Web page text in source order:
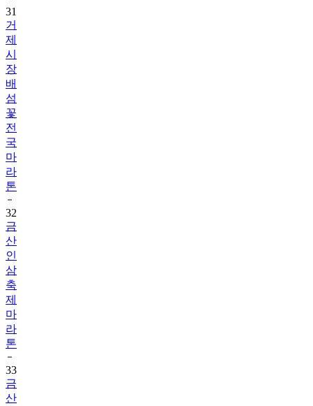
31
거
제
시
장
배
섬
꽃
전
국
마
라
톤
32
금
산
인
삼
축
제
마
라
톤
33
금
산